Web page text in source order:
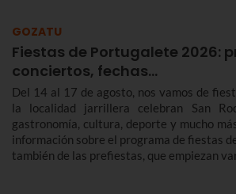
GOZATU
Fiestas de Portugalete 2026:
conciertos, fechas…
Del 14 al 17 de agosto, nos vamos de
la localidad jarrillera celebran San
gastronomía, cultura, deporte y mucho
información sobre el programa de fiestas
también de las prefiestas, que empiezan